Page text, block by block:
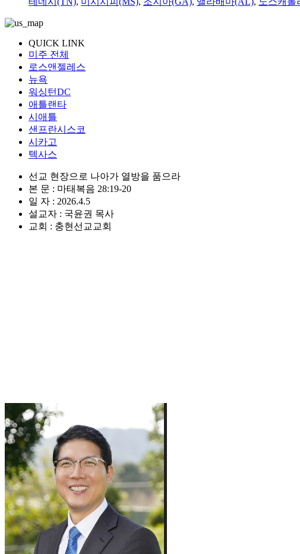
QUICK LINK
미주 전체
로스앤젤레스
뉴욕
워싱턴DC
애틀랜타
시애틀
샌프란시스코
시카고
텍사스
선교 현장으로 나아가 열방을 품으라
본 문 : 마태복음 28:19-20
일 자 : 2026.4.5
설교자 : 국윤권 목사
교회 : 충현선교교회